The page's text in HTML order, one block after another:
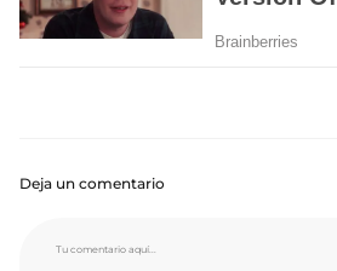
Deja un comentario